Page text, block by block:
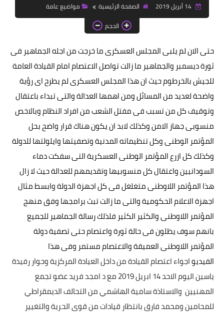
خواطر بالعامية
خواطر بالفصحى
خواطر قصصية
صور
علوم وبحوث
فيديو
مجرد راى
منوعات
مواضيع عامة
14 أبريل 2019 الصفحة الرئيسية
مواضيع عامة
الحجم
حتى الان لم يلبى المجلس العسكرى ما خرجت من اجله الجماهير فى
ثورة ديسمبر والجماهير ما زالت تواصل الاعتصام امام القيادة العامة
للجيش بالخرطوم حيث ان هذا المجلس العسكرى لم يطرح اى رؤية
واضحة لعديد من المسائل ومن اهمها العدالة والتى تبداء باعتقال
وتوقيف كل من تسبب فى مفتل الشعب من افراد النظام وبالاخص
منسوبى جهاز الامن وكذلك لابد ان يكون هناك قرار واضح بحل
المؤتمر الوطنى وكل تنظيماته المدنية وتصفيتها وايلولتها للدولة
وكذلك كل ازرع المؤتمر الوطنى العسكرية التى سفكت دماء
السودانيين واعتقال كل منسوبيها وتقديمهم للعدالة حيث لا زال
هذا المؤتمر اللاوطنى متغلغل فى كل اجهزة الدولة وابسط مثال
اجهزة الاعلام الحكومية والتى ما زالت تبث برامجها وفق منهج
المؤتمر اللاوطنى والكثير الكثير فلذلك رسالة الجماهير للجميع
بانهم سوف يظلون فى حالة ثورة واعتصام حتى تصفية دولة
المؤتمر اللاوطنى العميقة والاعتصام مستمر وفى هذا
الفيديواجواء اعتصام القيادة من داخل العيادة المركزية وحوار رفيدة
ياسين اليوم الاحد 14 ابريل 2019 مع د امجد فريد عضو تجمع
المهنيين والاستاذة سامية الهاشمي من التحالف الديمقراطي
للمحامين ومحمد فارق بانتظار قيادات من قوى الحرية والتغيير